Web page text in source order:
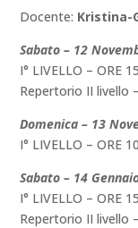
Docente: Kristina-
Sabato – 12
I° LIVELLO – ORE
Repertorio II livello
Domenica – 13
I° LIVELLO – ORE
Sabato – 14
I° LIVELLO – ORE
Repertorio II livello